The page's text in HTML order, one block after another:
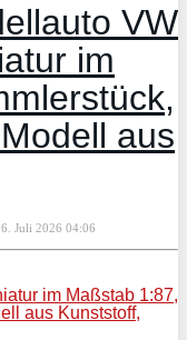
VW
im
aus
Juli 2026 04:06